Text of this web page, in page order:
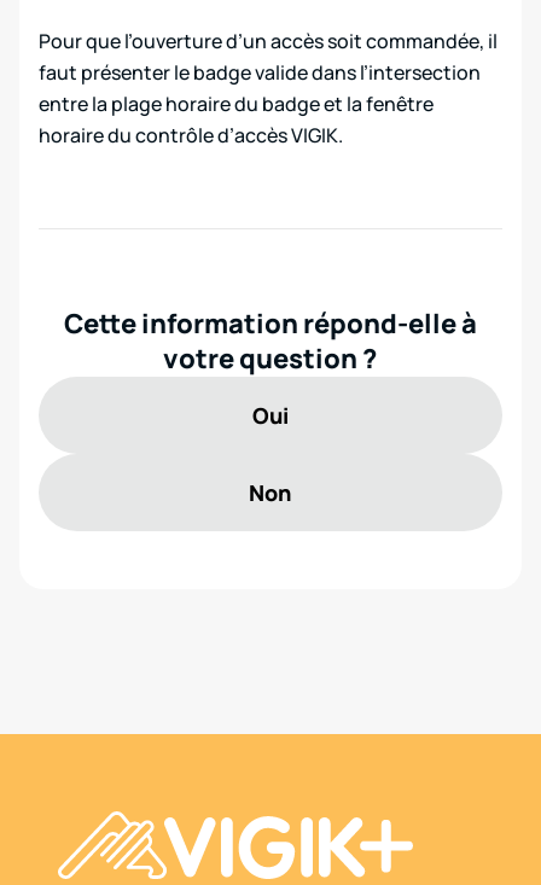
Pour que l’ouverture d’un accès soit commandée, il
faut présenter le badge valide dans l’intersection
entre la plage horaire du badge et la fenêtre
horaire du contrôle d’accès VIGIK.
Cette information répond-elle à
votre question ?
Oui
Non